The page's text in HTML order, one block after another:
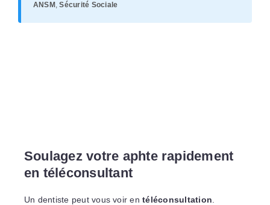
ANSM ,Sécurité Sociale
Soulagez votre aphte rapidement
en téléconsultant
Un dentiste peut vous voir entéléconsultation